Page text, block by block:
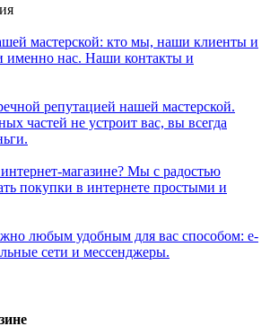
мастерской: кто мы, наши клиенты и
именно нас. Наши контакты и
репутацией нашей мастерской.
частей не устроит вас, вы всегда
магазине? Мы с радостью
покупки в интернете простыми и
любым удобным для вас способом: e-
сети и мессенджеры.